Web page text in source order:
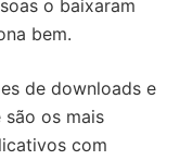
o baixaram
bem.
de downloads e
são os mais
com